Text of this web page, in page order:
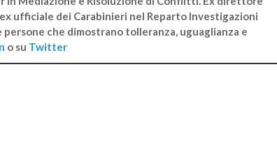
ufficiale dei Carabinieri nel Reparto Investigazioni
persone che dimostrano tolleranza, uguaglianza e
o su Twitter